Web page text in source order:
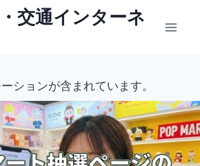
交通インターネ
ションが含まれています。